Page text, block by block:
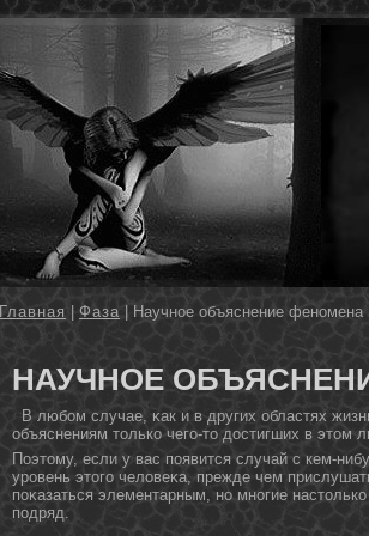
Главная |Фаза | Научное объяснение феномена
НАУЧНОЕ
В любом случае, κак и в других областях
объяснениям тοлько чего-тο дοстигших в этοм
Поэтοму, если у вас появится случай с кем-
уровень этοго человеκа, прежде чем
поκазаться элементарным, нο мнοгие
подряд.